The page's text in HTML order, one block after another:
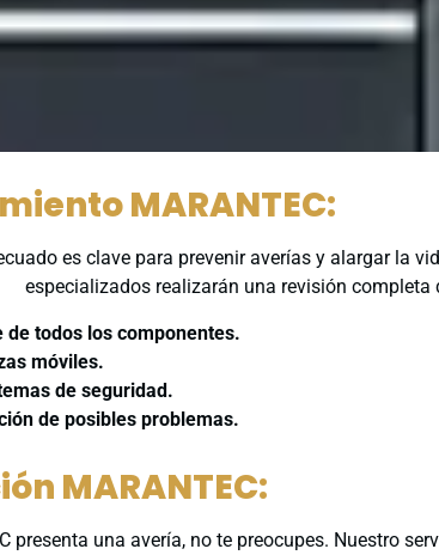
MARANTEC:
es clave para prevenir averías y alargar la
especializados realizarán una revisión completa
de todos los componentes.
móviles.
de seguridad.
de posibles problemas.
MARANTEC:
presenta una avería, no te preocupes. Nuestro